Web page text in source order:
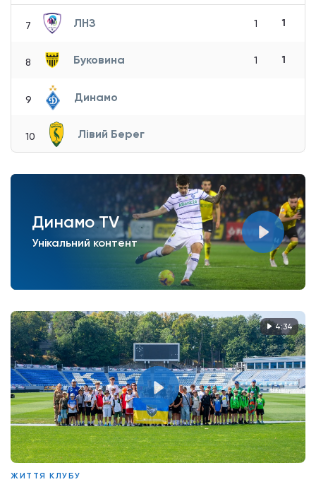
7 ЛНЗ 1 1
8 Буковина 1 1
9 Динамо
10 Лівий Берег
Динамо TV
Унікальний контент
4:34
ЖИТТЯ КЛУБУ